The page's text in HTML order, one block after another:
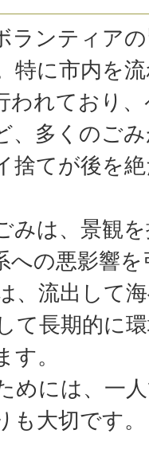
ランティア
特に市内を
われており
、多くのご
捨てが後を
みは、景観
への悪影響
、流出して
て長期的に
。
めには、一
大切です。